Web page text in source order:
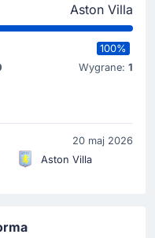
Aston Villa
100%
Wygrane: 1
20 maj 2026
Aston Villa